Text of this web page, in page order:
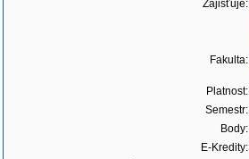
Zajišťuje:
Fakulta:
Platnost:
Semestr:
Body:
E-Kredity: